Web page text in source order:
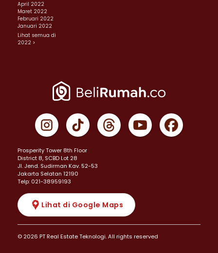
April 2022
Maret 2022
Februari 2022
Januari 2022
Lihat semua di
2022 >
Prosperity Tower 8th Floor
District 8, SCBD Lot 28
JI. Jend. Sudirman Kav. 52-53
Jakarta Selatan 12190
Telp: 021-38959193
Lihat di Google Maps
© 2026 PT Real Estate Teknologi. All rights reserved